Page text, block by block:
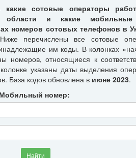
какие сотовые операторы
области и какие
номеров сотовых телефонов в
перечислены все сотовые
им коды. В колонках
номеров, относящиеся к
указаны даты выделения
База кодов обновлена в июне 2023.
Мобильный номер:
Найти